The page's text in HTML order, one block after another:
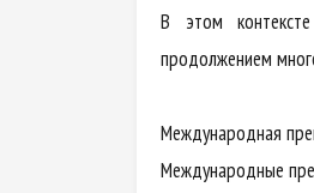
В этом
продолжением
Международная
Международные